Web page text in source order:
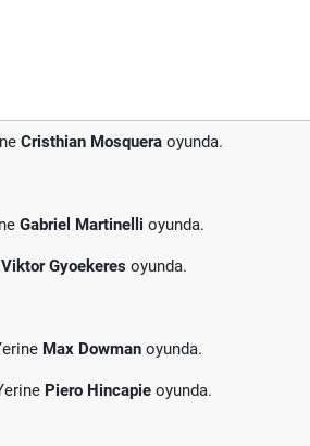
Cristhian Mosquera oyunda.
Gabriel Martinelli oyunda.
Viktor Gyoekeres oyunda.
Max Dowman oyunda.
Piero Hincapie oyunda.